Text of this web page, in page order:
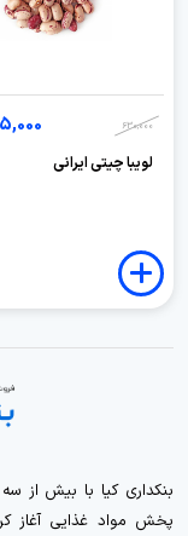
630,000
لویبا چیتی ایرانی
پخش مواد غذایی آغاز